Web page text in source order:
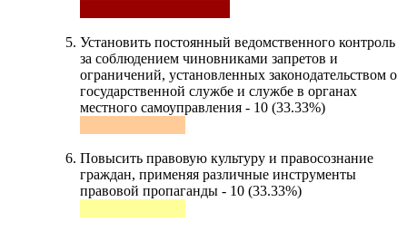
Установить постоянный ведомственного контроль
за соблюдением чиновниками запретов и
ограничений, установленных законодательством о
государственной службе и службе в органах
местного самоуправления - 10 (33.33%)
Повысить правовую культуру и правосознание
граждан, применяя различные инструменты
правовой пропаганды - 10 (33.33%)